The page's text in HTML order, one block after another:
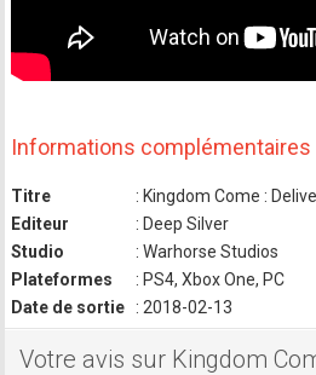
Informations complémentaires
Titre
: Kingdom Come :
Editeur
: Deep Silver
Studio
: Warhorse Studios
Plateformes
: PS4, Xbox One, PC
Date de sortie
: 2018-02-13
Votre avis sur Kingdom